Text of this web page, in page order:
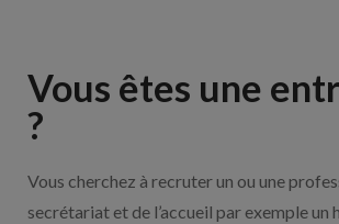
Vous êtes une
?
Vous cherchez à recruter un ou une
secrétariat et de l’accueil par exemple un